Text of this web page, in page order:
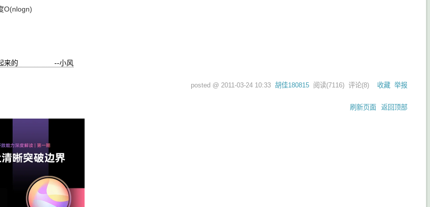
O(nlogn)
累起来的 --小风
posted @ 2011-03-24 10:33 胡佳180815 阅读(7116) 评论(8) 收藏 举报
刷新页面 返回顶部